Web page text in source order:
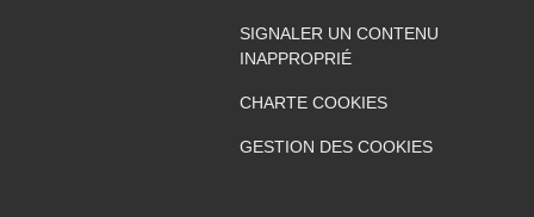
SIGNALER UN CONTENU
INAPPROPRIÉ
CHARTE COOKIES
GESTION DES COOKIES